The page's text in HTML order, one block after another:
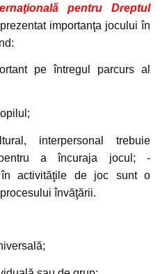
pentru Dreptul
importanţa jocului în
pe întregul parcurs al
interpersonal trebuie
a încuraja jocul; -
în activităţile de joc sunt o
învăţării.